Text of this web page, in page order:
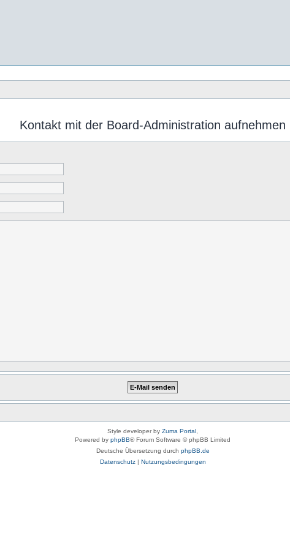
Kontakt mit der Board-Administration aufnehmen
Style developer by Zuma Portal
Powered by phpBB® Forum Software © phpBB Limited
Deutsche Übersetzung durch phpBB.de
Datenschutz| Nutzungsbedingungen